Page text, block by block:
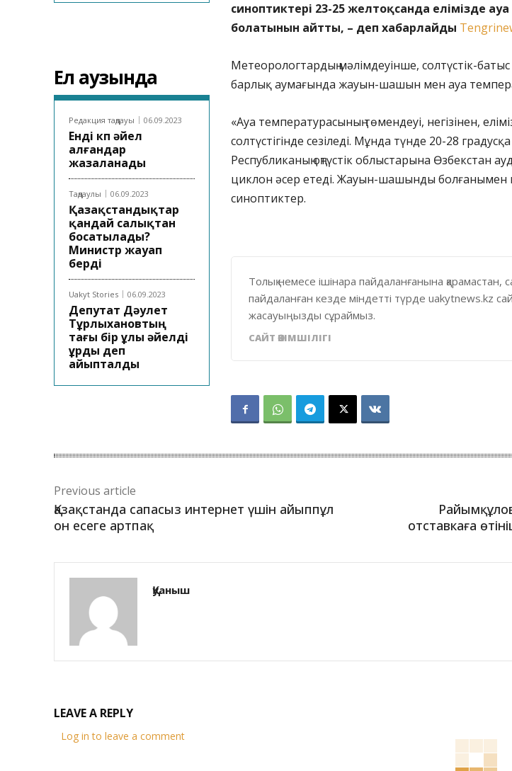
Ел аузында
Редакция таңдауы 06.09.2023
Енді көп әйел
алғандар
жазаланады
Таңдаулы 06.09.2023
Қазақстандықтар
қандай салықтан
босатылады?
Министр жауап
берді
Uakyt Stories 06.09.2023
Депутат Дәулет
Тұрлыхановтың
тағы бір ұлы әйелді
ұрды деп
айыпталды
синоптиктері 23-25 желтоқсанда елімізде
болатынын айтты, – деп хабарлайды
Метеорологтардың мәлімдеуінше, солтүстік-
барлық аумағында жауын-шашын мен ауа
«Ауа температурасының төмендеуі, негізінен,
солтүстігінде сезіледі. Мұнда түнде 20-28
Республиканың оңтүстік облыстарына Өзбекстан
циклон әсер етеді. Жауын-шашынды болғанымен
синоптиктер.
Толық немесе ішінара пайдаланғанына
пайдаланған кезде міндетті түрде uakytnews.kz
жасауыңызды сұраймыз.
САЙТ ӘКІМШІЛІГІ
Previous article
Қазақстанда сапасыз интернет үшін айыппұл
он есеге артпақ
отставкаға
Қуаныш
LEAVE A REPLY
Log in to leave a comment